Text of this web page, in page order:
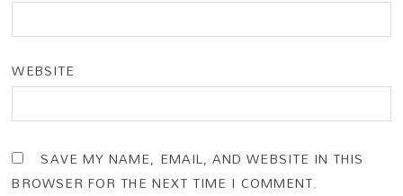
WEBSITE
SAVE MY NAME, EMAIL, AND WEBSITE IN THIS
BROWSER FOR THE NEXT TIME I COMMENT.